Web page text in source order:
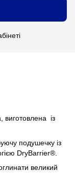
із
подушечку із
DryBarrier®.
великий